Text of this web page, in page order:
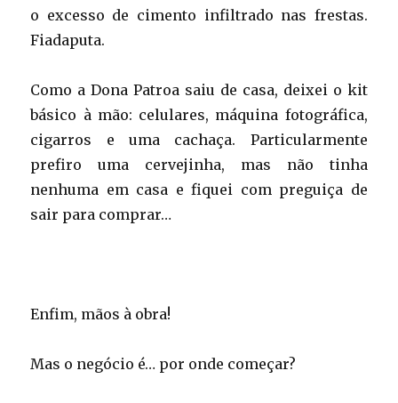
o excesso de cimento infiltrado nas frestas.
Fiadaputa.
Como a Dona Patroa saiu de casa, deixei o kit
básico à mão: celulares, máquina fotográfica,
cigarros e uma cachaça. Particularmente
prefiro uma cervejinha, mas não tinha
nenhuma em casa e fiquei com preguiça de
sair para comprar…
Enfim, mãos à obra!
Mas o negócio é… por onde começar?